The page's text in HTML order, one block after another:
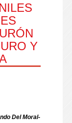
Y
Del Moral-